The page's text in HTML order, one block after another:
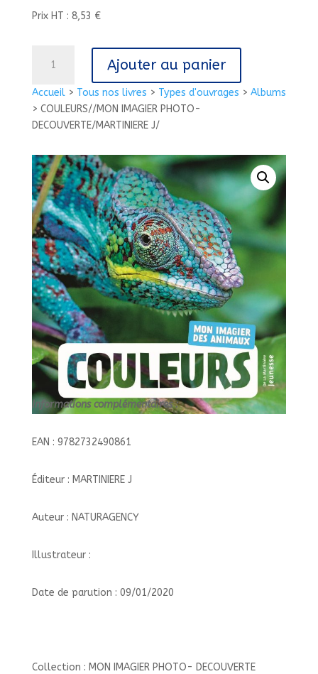
Accueil> Tous nos livres > Types d'ouvrages > Albums
> COULEURS//MON IMAGIER PHOTO-
DECOUVERTE/MARTINIERE J/
Prix HT : 8,53 €
COULEURS//MON
IMAGIER
PHOTO-
Ajouter au panier
Informations complémentaires :
EAN : 9782732490861
Éditeur : MARTINIERE J
Auteur : NATURAGENCY
Illustrateur :
Date de parution : 09/01/2020
Collection : MON IMAGIER PHOTO- DECOUVERTE